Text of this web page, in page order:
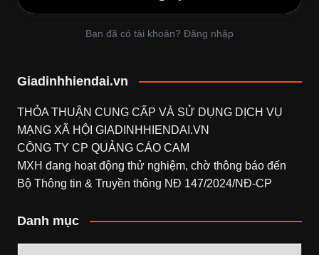
Bạn đã có tài khoản? Đăng nhập
Giadinhhiendai.vn
THỎA THUẬN CUNG CẤP VÀ SỬ DỤNG DỊCH VỤ
MẠNG XÃ HỘI GIADINHHIENDAI.VN
CÔNG TY CP QUẢNG CÁO CAM
MXH đang hoạt động thử nghiệm, chờ thông báo đến
Bộ Thông tin & Truyền thông NĐ 147/2024/NĐ-CP
Danh mục